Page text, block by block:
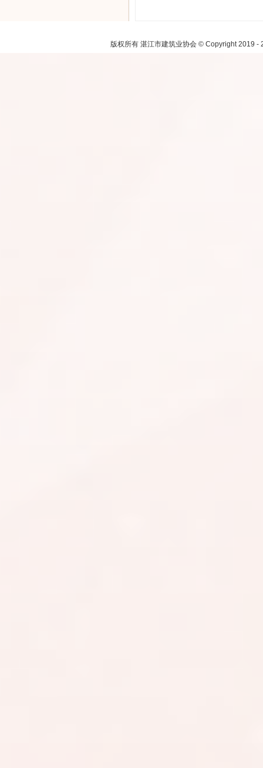
版权所有 湛江市建筑业协会 © Copyright 2019 -